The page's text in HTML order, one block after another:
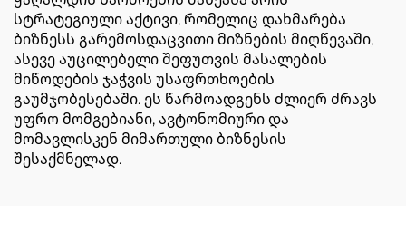
სტრატეგიული აქტივი, რომელიც დახმარება
ბიზნესს გარემოსდაცვითი მიზნების მიღწევაში,
ასევე აუცილებელი შეფუთვის მასალების
მიწოდების ჯაჭვის უსაფრთხოების
გაუმჯობესებაში. ეს წარმოადგენს ძლიერ ძრავს
უფრო მომგებიანი, ავტონომიური და
მომავლისკენ მიმართული ბიზნესის
შესაქმნელად.